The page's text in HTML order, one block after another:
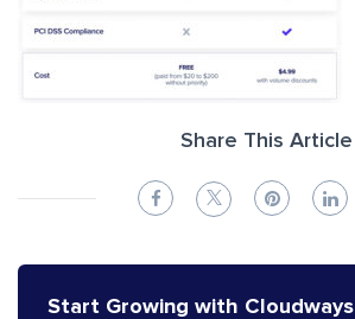
Share This Article
Start Growing with Cloudways